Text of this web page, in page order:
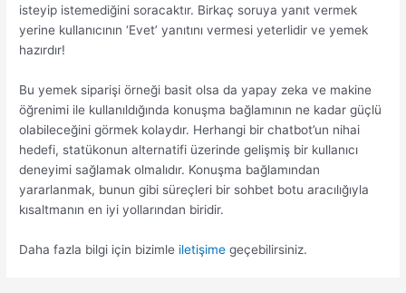
isteyip istemediğini soracaktır. Birkaç soruya yanıt vermek
yerine kullanıcının ‘Evet’ yanıtını vermesi yeterlidir ve yemek
hazırdır!
Bu yemek siparişi örneği basit olsa da yapay zeka ve makine
öğrenimi ile kullanıldığında konuşma bağlamının ne kadar güçlü
olabileceğini görmek kolaydır. Herhangi bir chatbot’un nihai
hedefi, statükonun alternatifi üzerinde gelişmiş bir kullanıcı
deneyimi sağlamak olmalıdır. Konuşma bağlamından
yararlanmak, bunun gibi süreçleri bir sohbet botu aracılığıyla
kısaltmanın en iyi yollarından biridir.
Daha fazla bilgi için bizimle iletişime geçebilirsiniz.